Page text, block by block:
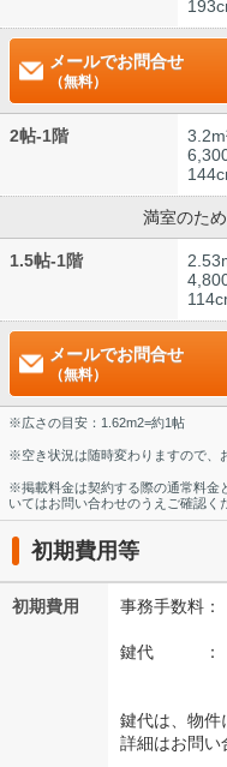
メールでお問合せ
（無料）
2帖-1階
満室のた
1.5帖-1階
メールでお問合せ
（無料）
※広さの目安：1.62m2=約1帖
※空き状況は随時変わりますので、
※掲載料金は契約する際の通常料金
いてはお問い合わせのうえご確認く
初期費用等
初期費用 事務手数料
鍵代 ：
屋内型
鍵代は、物件
詳細はお問い